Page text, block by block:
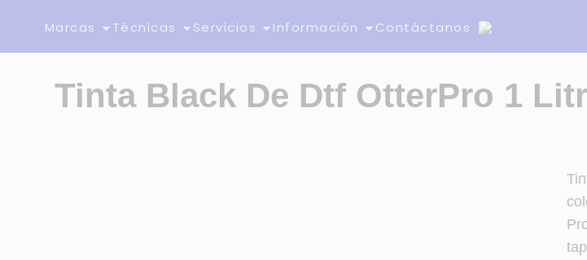
Marcas Técnicas Servicios Información Contáctanos
Tinta Black De Dtf OtterPro 1